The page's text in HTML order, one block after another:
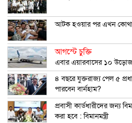
আটক হওয়ার পর এখন
আগস্টে চুক্তি
এবার এয়ারবাসের ১০
৪ বছরে যুক্তরাজ্য পেল ৫
পারবেন বার্নহাম?
প্রবাসী কার্ডধারীদের জন্য
করা হবে : বিমানমন্ত্রী